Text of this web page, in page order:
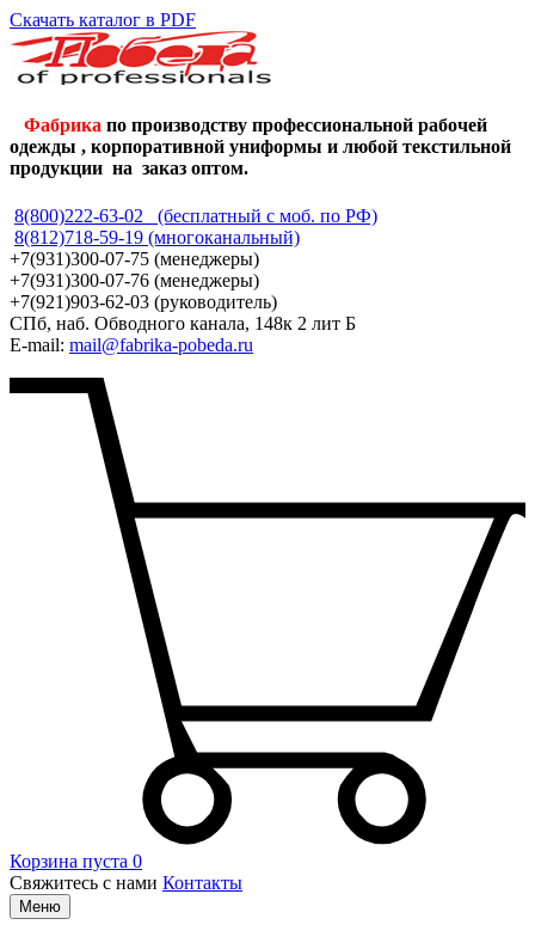
Скачать каталог в PDF
Фабрика по производству профессиональной рабочей
одежды , корпоративной униформы и любой текстильной
продукции на заказ оптом.
8(800)222-63-02 (бесплатный с моб. по РФ)
8(812)718-59-19 (многоканальный)
+7(931)300-07-75 (менеджеры)
+7(931)300-07-76 (менеджеры)
+7(921)903-62-03 (руководитель)
СПб, наб. Обводного канала, 148к 2 лит Б
E-mail: mail@fabrika-pobeda.ru
Корзина пуста 0
Свяжитесь с нами Контакты
Меню